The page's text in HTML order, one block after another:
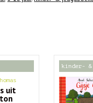
uit
kinder- &